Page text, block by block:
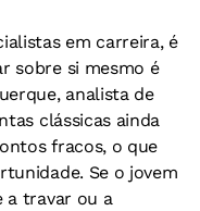
em carreira, é
sobre si mesmo é
analista de
clássicas ainda
fracos, o que
Se o jovem
a travar ou a